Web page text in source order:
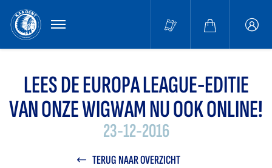
MENU
LEES DE EUROPA LEAGUE-EDITIE
VAN ONZE WIGWAM NU OOK ONLINE!
23-12-2016
TERUG NAAR OVERZICHT